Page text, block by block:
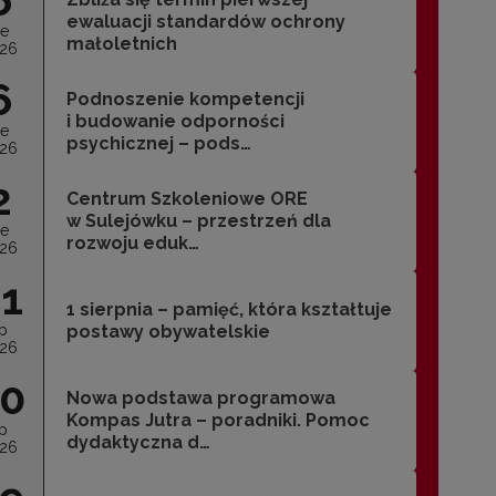
Szkoleniowe ORE w Sulejówku –
Szkoleniowe Ośrodka Rozwoju Edukacji w Sulejówku
ewaluacji standardów ochrony
małoletnich
Podnoszenie kompetencji
i budowanie odporności
psychicznej – pods…
Centrum Szkoleniowe ORE
w Sulejówku – przestrzeń dla
rozwoju eduk…
1 sierpnia – pamięć, która kształtuje
postawy obywatelskie
Nowa podstawa programowa
Kompas Jutra – poradniki. Pomoc
dydaktyczna d…